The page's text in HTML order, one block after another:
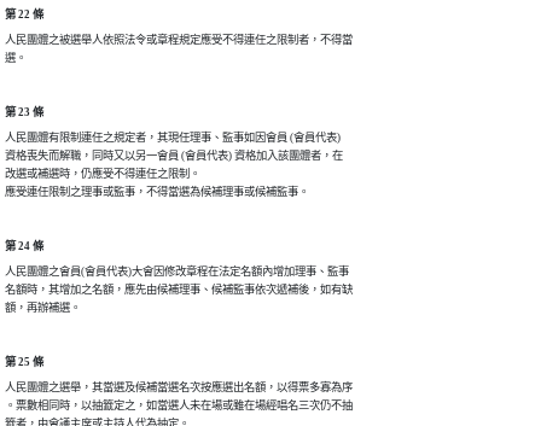
第 22 條
人民團體之被選舉人依照法令或章程規定應受不得連任之限制者，不得當
選。
第 23 條
人民團體有限制連任之規定者，其現任理事、監事如因會員 (會員代表)
資格喪失而解職，同時又以另一會員 (會員代表) 資格加入該團體者，在
改選或補選時，仍應受不得連任之限制。
應受連任限制之理事或監事，不得當選為候補理事或候補監事。
第 24 條
人民團體之會員(會員代表)大會因修改章程在法定名額內增加理事、監事
名額時，其增加之名額，應先由候補理事、候補監事依次遞補後，如有缺
額，再辦補選。
第 25 條
人民團體之選舉，其當選及候補當選名次按應選出名額，以得票多寡為序
。票數相同時，以抽籤定之，如當選人未在場或雖在場經唱名三次仍不抽
籤者，由會議主席或主持人代為抽定。